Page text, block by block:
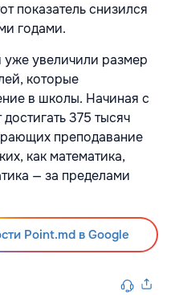
показатель снизился
годами.
уже увеличили размер
которые
в школы. Начиная с
375 тысяч
преподавание
как математика,
— за пределами
Point.md в Google